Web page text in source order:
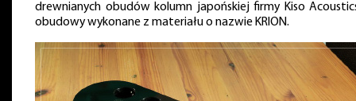
drewnianych obudów kolumn japońskiej firmy Kiso
obudowy wykonane z materiału o nazwie KRION.